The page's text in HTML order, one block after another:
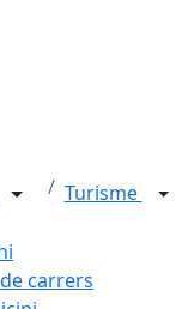
Turisme
carrers